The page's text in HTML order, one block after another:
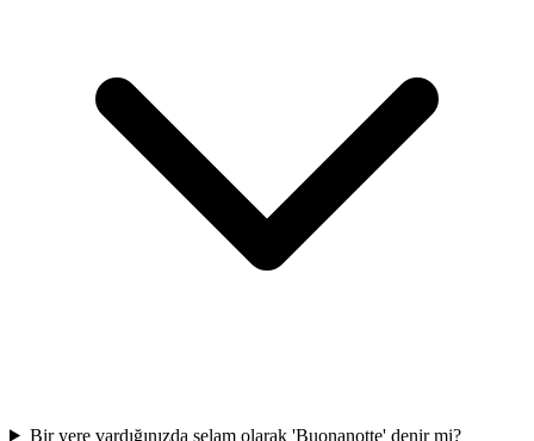
Bir yere vardığınızda selam olarak 'Buonanotte' denir mi?